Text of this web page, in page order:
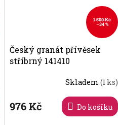
1 500 Kč
–34 %
Český granát přívěsek
stříbrný 141410
Skladem(1 ks)
976 Kč Do košíku